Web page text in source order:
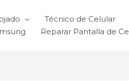
Técnico de Celular
Reparar Pantalla de